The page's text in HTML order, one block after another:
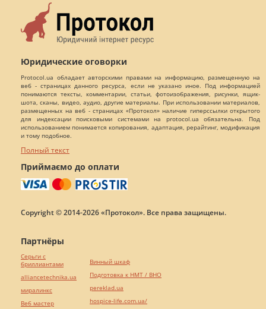
Юридические оговорки
Protocol.ua обладает авторскими правами на информацию, размещенную на
веб - страницах данного ресурса, если не указано иное. Под информацией
понимаются тексты, комментарии, статьи, фотоизображения, рисунки, ящик-
шота, сканы, видео, аудио, другие материалы. При использовании материалов,
размещенных на веб - страницах «Протокол» наличие гиперссылки открытого
для индексации поисковыми системами на protocol.ua обязательна. Под
использованием понимается копирования, адаптация, рерайтинг, модификация
и тому подобное.
Полный текст
Приймаємо до оплати
Copyright © 2014-2026 «Протокол». Все права защищены.
Партнёры
Серьги с
бриллиантами
alliancetechnika.ua
миралинкс
Веб мастер
Винный шкаф
Подготовка к НМТ / ВНО
pereklad.ua
hospice-life.com.ua/